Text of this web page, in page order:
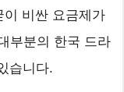
이 비싼 요금제가
부분의 한국 드라
습니다.